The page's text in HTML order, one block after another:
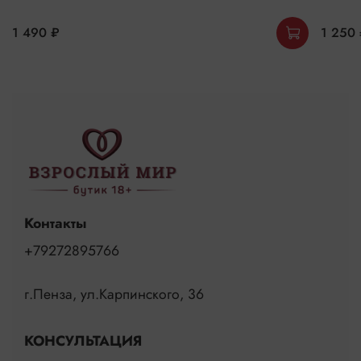
1 490 ₽ 1 250
Контакты
+79272895766
г.Пенза, ул.Карпинского, 36
КОНСУЛЬТАЦИЯ